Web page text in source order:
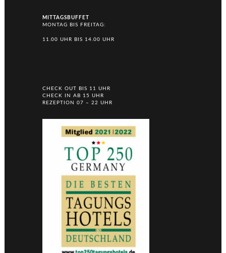
MITTAGSBUFFET
MONTAG BIS FREITAG:
11.00 UHR BIS 14.00 UHR
CHECK OUT BIS 11 UHR
CHECK IN AB 15 UHR
REZEPTION 07 – 22 UHR